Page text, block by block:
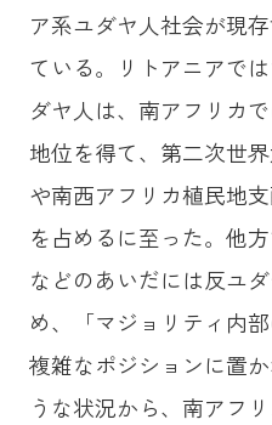
ア系ユダヤ人社会が現
ている。リトアニアで
ダヤ人は、南アフリカ
地位を得て、第二次世
や南西アフリカ植民地
を占めるに至った。他
などのあいだには反ユ
め、「マジョリティ内
複雑なポジションに置
うな状況から、南アフ